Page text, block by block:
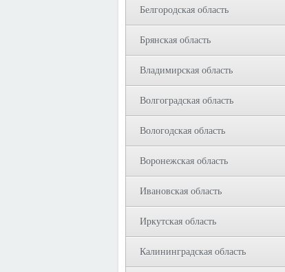
Белгородская область
Брянская область
Владимирская область
Волгоградская область
Вологодская область
Воронежская область
Ивановская область
Иркутская область
Калининградская область